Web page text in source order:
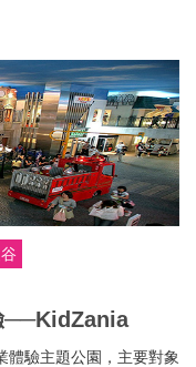
──KidZania
體驗主題公園，主要對象